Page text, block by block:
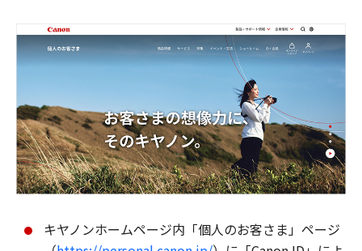
キヤノンホームページ内「個人のお客さま」ページ